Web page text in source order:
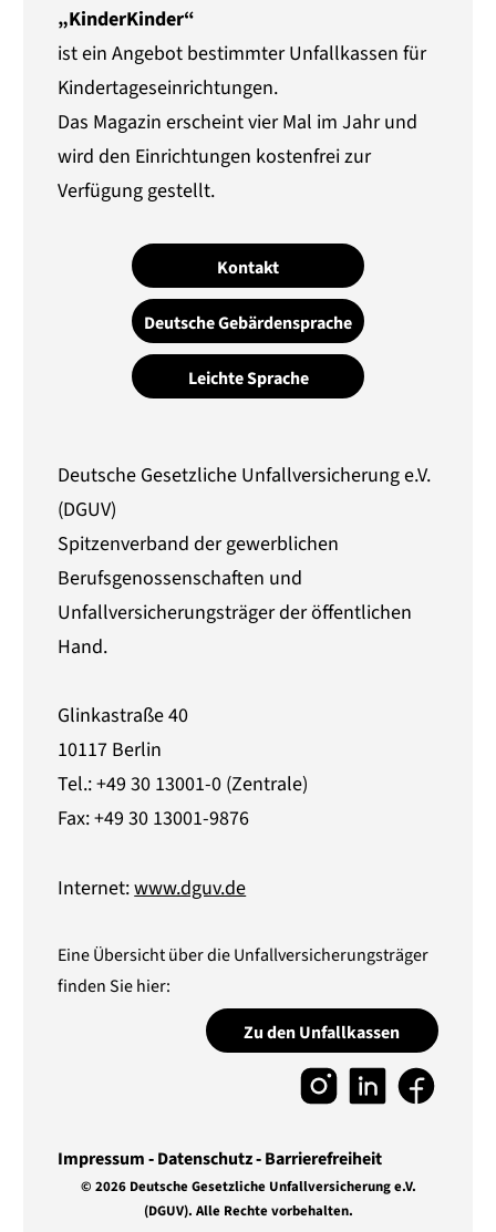
„KinderKinder“
ist ein Angebot bestimmter Unfallkassen für
Kindertageseinrichtungen.
Das Magazin erscheint vier Mal im Jahr und
wird den Einrichtungen kostenfrei zur
Verfügung gestellt.
Kontakt
Deutsche Gebärdensprache
Leichte Sprache
Deutsche Gesetzliche Unfallversicherung e.V.
(DGUV)
Spitzenverband der gewerblichen
Berufsgenossenschaften und
Unfallversicherungsträger der öffentlichen
Hand.
Glinkastraße 40
10117 Berlin
Tel.: +49 30 13001-0 (Zentrale)
Fax: +49 30 13001-9876
Internet:www.dguv.de
Eine Übersicht über die Unfallversicherungsträger
finden Sie hier:
Zu den Unfallkassen
Impressum Datenschutz Barrierefreiheit
© 2026 Deutsche Gesetzliche Unfallversicherung e.V.
(DGUV). Alle Rechte vorbehalten.